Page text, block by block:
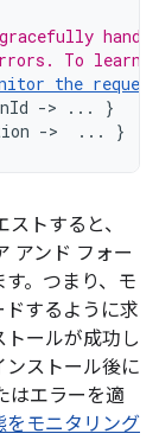
handle
To learn
the
-> ...
}
-> ... }
トすると、
アンド フォー
。つまり、モ
するように求
ールが成功し
ンストール後に
はエラーを適
をモニタリング